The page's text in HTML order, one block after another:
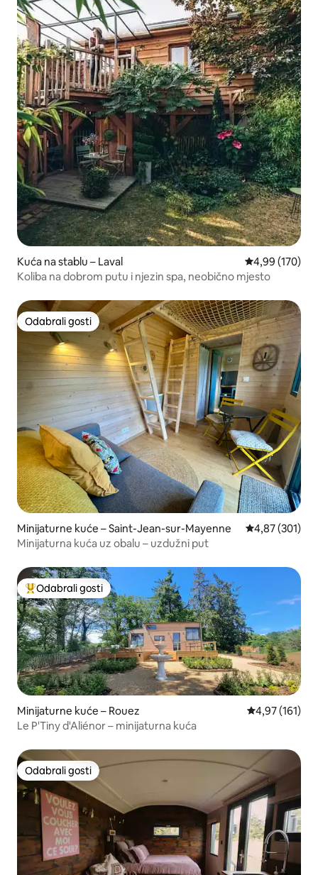
Kuća na stablu – Laval Prosječna
4,99 (170)
Koliba na dobrom putu i njezin spa, neobično mjesto
Odabrali gosti
Odabrali gosti
Minijaturne kuće – Saint-Jean-sur-Mayenne Prosječna
4,87 (301)
Minijaturna kuća uz obalu – uzdužni put
Među najviše rangiranima s oznakom „Odabrali gosti”
Odabrali gosti
Minijaturne kuće – Rouez Prosječna
4,97 (161)
Le P'Tiny d'Aliénor – minijaturna kuća
Odabrali gosti
Odabrali gosti